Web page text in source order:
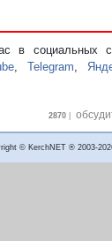
в социальных
Telegram
2870|
© KerchNET ® 2003-